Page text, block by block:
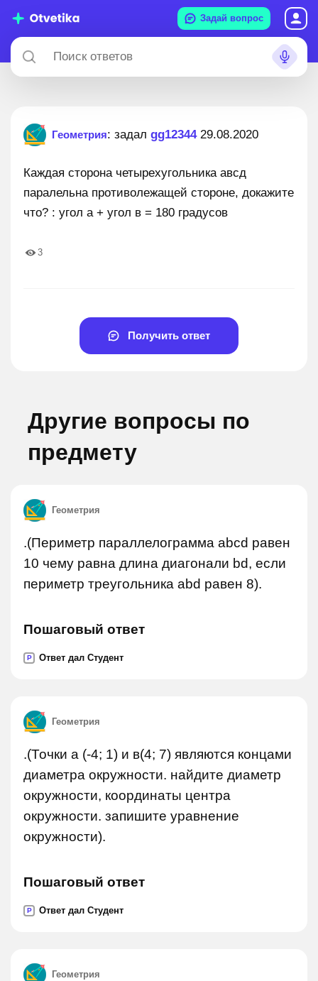
Задай вопрос
Геометрия: задал gg1234429.08.2020
Каждая сторона четырехугольника авсд
паралельна противолежащей стороне, докажите
что? : угол а + угол в = 180 градусов
3
Получить ответ
Другие вопросы по
предмету
Геометрия
.(Периметр параллелограмма abcd равен
10 чему равна длина диагонали bd, если
периметр треугольника abd равен 8).
Пошаговый ответ
P Ответ дал Студент
Геометрия
.(Точки а (-4; 1) и в(4; 7) являются концами
диаметра окружности. найдите диаметр
окружности, координаты центра
окружности. запишите уравнение
окружности).
Пошаговый ответ
P Ответ дал Студент
Геометрия